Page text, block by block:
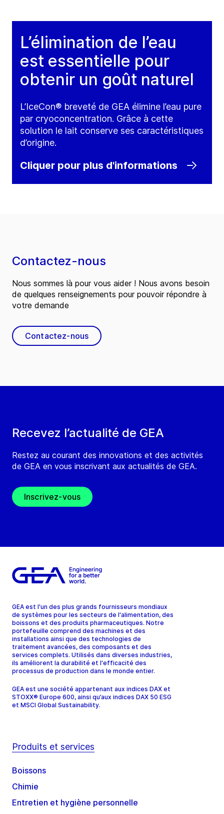
L’élimination de l’eau
est essentielle pour
obtenir un goût naturel
L’IceCon® breveté de GEA élimine l’eau pure
par cryoconcentration. Grâce à cette
solution le lait conserve ses caractéristiques
d’origine.
Cliquer pour plus d'informations
Recevez l’actualité de GEA
Restez au courant des innovations et des activités
de GEA en vous inscrivant aux actualités de GEA.
Inscrivez-vous
Contactez-nous
Nous sommes là pour vous aider ! Nous avons besoin
de quelques renseignements pour pouvoir répondre à
votre demande
Contactez-nous
GEA est l'un des plus grands fournisseurs mondiaux
de systèmes pour les secteurs de l'alimentation, des
boissons et des produits pharmaceutiques. Notre
portefeuille comprend des machines et des
installations ainsi que des technologies de
traitement avancées, des composants et des
services complets. Utilisés dans diverses industries,
ils améliorent la durabilité et l'efficacité des
processus de production dans le monde entier.
GEA est une société appartenant aux indices DAX et
STOXX® Europe 600, ainsi qu’aux indices DAX 50 ESG
et MSCI Global Sustainability.
Produits et services
Boissons
Chimie
Entretien et hygiène personnelle